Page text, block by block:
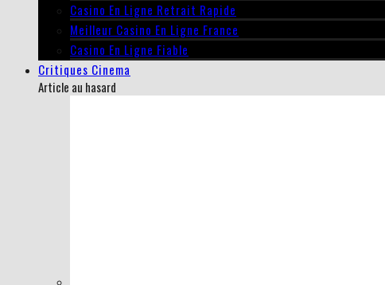
Casino En Ligne Retrait Rapide
Meilleur Casino En Ligne France
Casino En Ligne Fiable
Critiques Cinema
Article au hasard